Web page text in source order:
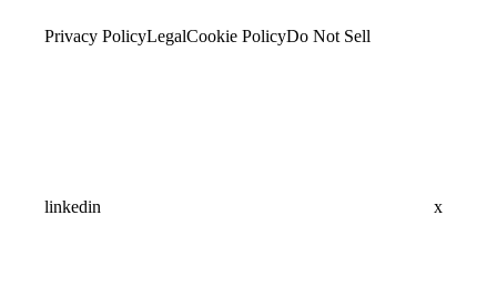
Privacy PolicyLegalCookie PolicyDo Not Sell
linkedin x